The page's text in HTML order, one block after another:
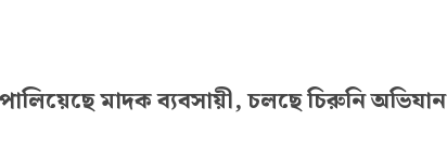
মাদক ব্যবসায়ী, চলছে চিরুনি অভিযান